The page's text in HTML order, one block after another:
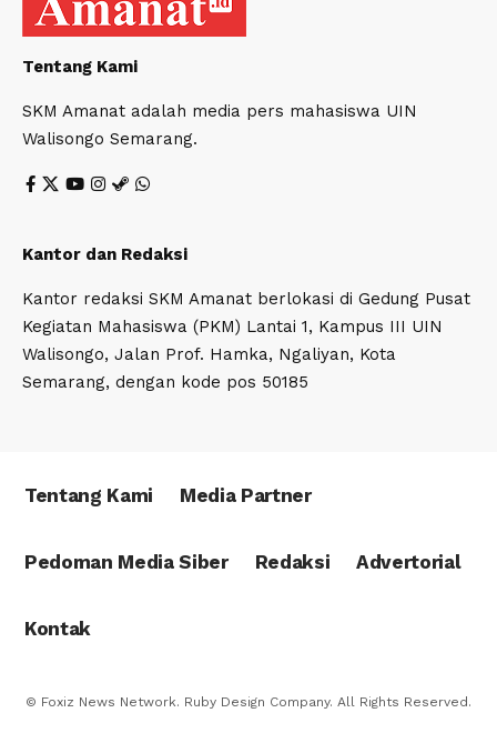
Tentang Kami
SKM Amanat adalah media pers mahasiswa UIN
Walisongo Semarang.
Kantor dan Redaksi
Kantor redaksi SKM Amanat berlokasi di Gedung Pusat
Kegiatan Mahasiswa (PKM) Lantai 1, Kampus III UIN
Walisongo, Jalan Prof. Hamka, Ngaliyan, Kota
Semarang, dengan kode pos 50185
Tentang Kami Media Partner
Pedoman Media Siber Redaksi Advertorial
Kontak
© Foxiz News Network. Ruby Design Company. All Rights Reserved.